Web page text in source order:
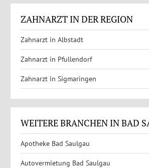
ZAHNARZT IN DER REGION
Zahnarzt in Albstadt
Zahnarzt in Pfullendorf
Zahnarzt in Sigmaringen
WEITERE BRANCHEN IN BAD
Apotheke Bad Saulgau
Autovermietung Bad Saulgau